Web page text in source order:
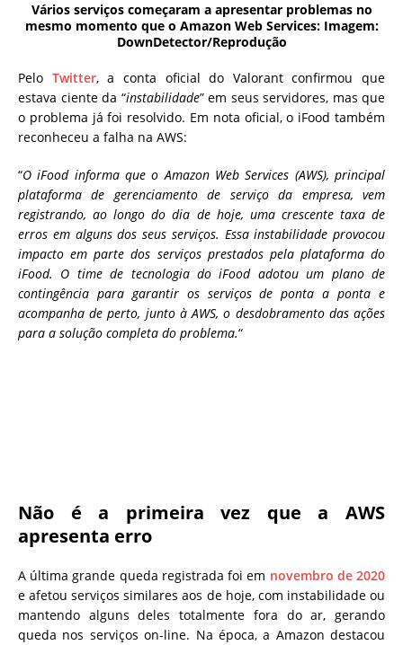
Vários serviços começaram a apresentar problemas no
mesmo momento que o Amazon Web Services: Imagem:
DownDetector/Reprodução
Pelo Twitter, a conta oficial do Valorant confirmou que
estava ciente da “instabilidade” em seus servidores, mas que
o problema já foi resolvido. Em nota oficial, o iFood também
reconheceu a falha na AWS:
“O iFood informa que o Amazon Web Services (AWS), principal
plataforma de gerenciamento de serviço da empresa, vem
registrando, ao longo do dia de hoje, uma crescente taxa de
erros em alguns dos seus serviços. Essa instabilidade provocou
impacto em parte dos serviços prestados pela plataforma do
iFood. O time de tecnologia do iFood adotou um plano de
contingência para garantir os serviços de ponta a ponta e
acompanha de perto, junto à AWS, o desdobramento das ações
para a solução completa do problema.“
Não é a primeira vez que a AWS
apresenta erro
A última grande queda registrada foi em novembro de 2020
e afetou serviços similares aos de hoje, com instabilidade ou
mantendo alguns deles totalmente fora do ar, gerando
queda nos serviços on-line. Na época, a Amazon destacou